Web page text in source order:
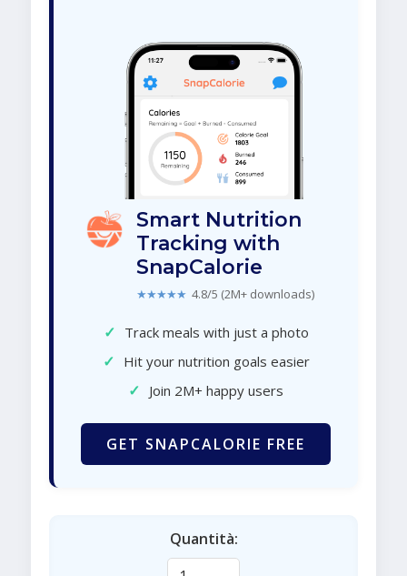
Smart Nutrition
Tracking with
SnapCalorie
★★★★★ 4.8/5 (2M+ downloads)
✓ Track meals with just a photo
✓ Hit your nutrition goals easier
✓ Join 2M+ happy users
GET SNAPCALORIE FREE
Quantità: